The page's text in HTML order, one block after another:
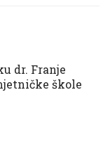
dr. Franje
škole